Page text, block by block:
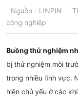
Nguồn：LINPIN
công nghiệp
Buồng thử nghiệm
bị thử nghiệm môi
trong nhiều lĩnh vực.
hiện chủ yếu ở các